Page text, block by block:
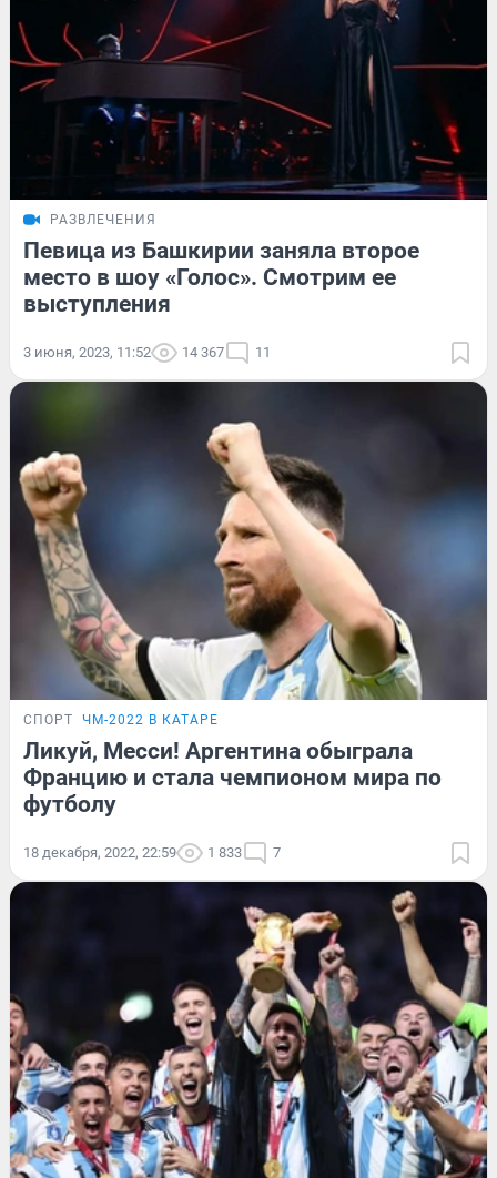
РАЗВЛЕЧЕНИЯ
Певица из Башкирии заняла второе
место в шоу «Голос». Смотрим ее
выступления
3 июня, 2023, 11:52 14 367 11
СПОРТ ЧМ-2022 В КАТАРЕ
Ликуй, Месси! Аргентина обыграла
Францию и стала чемпионом мира по
футболу
18 декабря, 2022, 22:59 1 833 7